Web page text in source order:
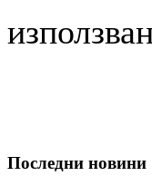
Последни новини